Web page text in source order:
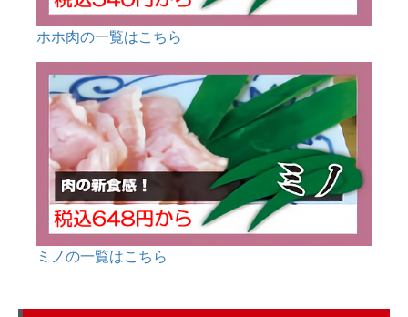
ホホ肉の一覧はこちら
ミノの一覧はこちら